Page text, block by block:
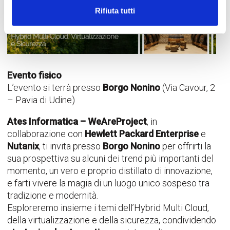
Rifiuta tutti
Evento fisico
L’evento si terrà presso Borgo Nonino (Via Cavour, 2
– Pavia di Udine)
Ates Informatica – WeAreProject, in
collaborazione con Hewlett Packard Enterprise e
Nutanix, ti invita presso Borgo Noninoper offrirti la
sua prospettiva su alcuni dei trend più importanti del
momento, un vero e proprio distillato di innovazione,
e farti vivere la magia di un luogo unico sospeso tra
tradizione e modernità.
Esploreremo insieme i temi dell’Hybrid Multi Cloud,
della virtualizzazione e della sicurezza, condividendo